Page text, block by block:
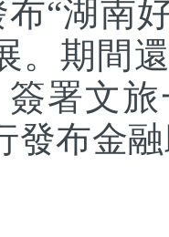
“湖南好
。期間
署文
發布金